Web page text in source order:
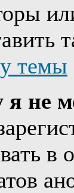
темы
не
в